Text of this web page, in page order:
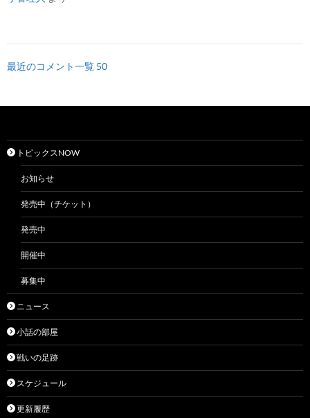
最近のコメント一覧 50
トピックスNOW
お知らせ
発売中（チケット）
発売中
開催中
募集中
ニュース
小話の部屋
戦いの足跡
スケジュール
更新履歴